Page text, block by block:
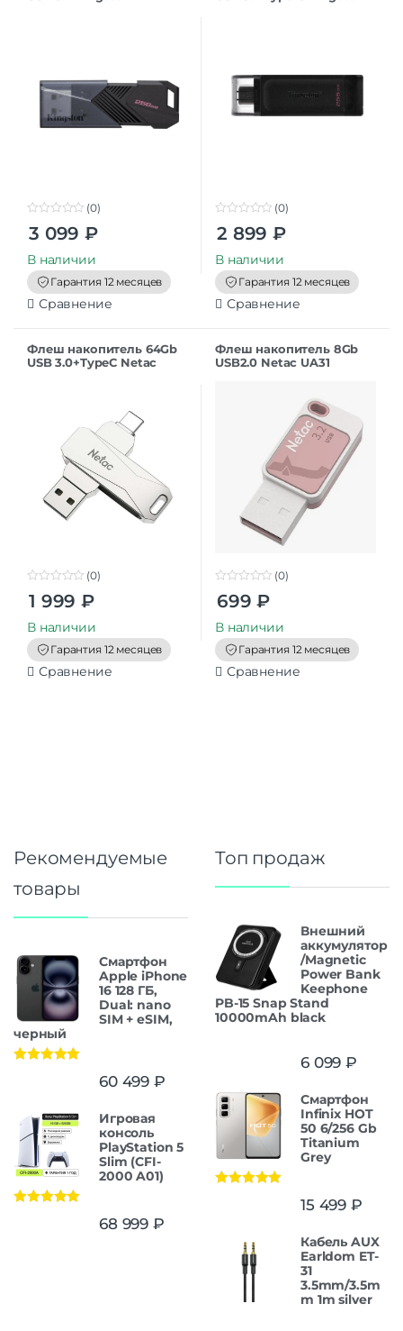
o
t
o
f
5
(0)
3 099 ₽
В наличии
Гарантия 12 месяцев
Сравнение
o
t
o
f
5
(0)
2 899 ₽
В наличии
Гарантия 12 месяцев
Сравнение
Флеш накопитель 64Gb
USB 3.0+TypeC Netac
t
o
f
5
(0)
1 999 ₽
В наличии
Гарантия 12 месяцев
Сравнение
Флеш накопитель 8Gb
USB2.0 Netac UA31
o
t
o
f
5
(0)
699 ₽
В наличии
Гарантия 12 месяцев
Сравнение
Рекомендуемые
товары
Смартфон
Apple iPhone
16 128 ГБ,
Dual: nano
SIM + eSIM,
черный
60 499 ₽
Игровая
консоль
PlayStation 5
Slim (CFI-
2000 A01)
68 999 ₽
Топ продаж
Внешний
аккумулятор
/Magnetic
Power Bank
Keephone
PB-15 Snap Stand
10000mAh black
6 099 ₽
Смартфон
Infinix HOT
50 6/256 Gb
Titanium
Grey
15 499 ₽
Кабель AUX
Earldom ET-
31
3.5mm/3.5m
m 1m silver